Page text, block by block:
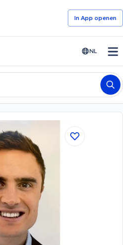
In App openen
NL